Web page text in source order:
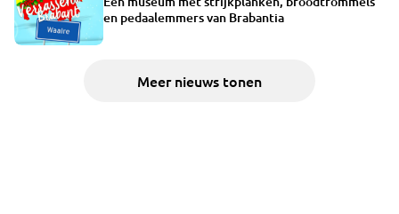
en pedaalemmers van Brabantia
Meer nieuws tonen